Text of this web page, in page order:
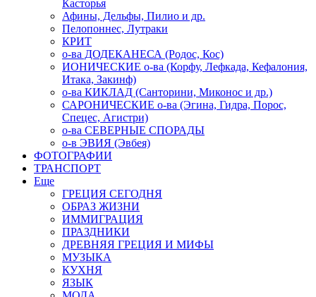
Касторья
Афины, Дельфы, Пилио и др.
Пелопоннес, Лутраки
КРИТ
о-ва ДОДЕКАНЕСА (Родос, Кос)
ИОНИЧЕСКИЕ о-ва (Корфу, Лефкада, Кефалония,
Итака, Закинф)
о-ва КИКЛАД (Санторини, Миконос и др.)
САРОНИЧЕСКИЕ о-ва (Эгина, Гидра, Порос,
Спецес, Агистри)
о-ва СЕВЕРНЫЕ СПОРАДЫ
о-в ЭВИЯ (Эвбея)
ФОТОГРАФИИ
ТРАНСПОРТ
Еще
ГРЕЦИЯ СЕГОДНЯ
ОБРАЗ ЖИЗНИ
ИММИГРАЦИЯ
ПРАЗДНИКИ
ДРЕВНЯЯ ГРЕЦИЯ И МИФЫ
МУЗЫКА
КУХНЯ
ЯЗЫК